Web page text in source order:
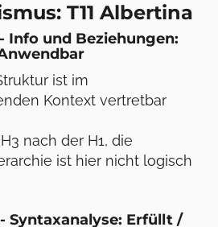
T11 Albertina
Info und Beziehungen:
ist im
Kontext vertretbar
nach der H1, die
ist hier nicht logisch
Syntaxanalyse: Erfüllt /